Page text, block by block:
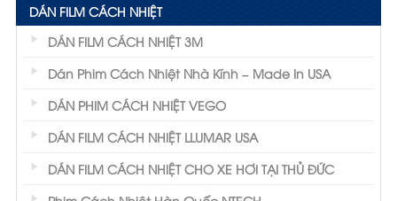
DÁN FILM CÁCH NHIỆT
DÁN FILM CÁCH NHIỆT 3M
Dán Phim Cách Nhiệt Nhà Kính – Made In USA
DÁN PHIM CÁCH NHIỆT VEGO
DÁN FILM CÁCH NHIỆT LLUMAR USA
DÁN FILM CÁCH NHIỆT CHO XE HƠI TẠI THỦ ĐỨC